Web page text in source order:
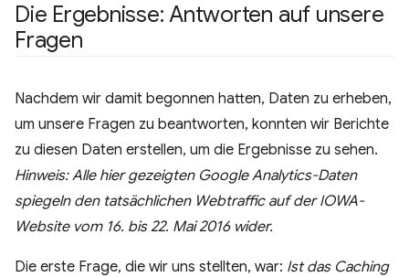
Die Ergebnisse: Antworten auf unsere
Fragen
Nachdem wir damit begonnen hatten, Daten zu erheben,
um unsere Fragen zu beantworten, konnten wir Berichte
zu diesen Daten erstellen, um die Ergebnisse zu sehen.
Hinweis: Alle hier gezeigten Google Analytics-Daten
spiegeln den tatsächlichen Webtraffic auf der IOWA-
Website vom 16. bis 22. Mai 2016 wider.
Die erste Frage, die wir uns stellten, war: Ist das Caching